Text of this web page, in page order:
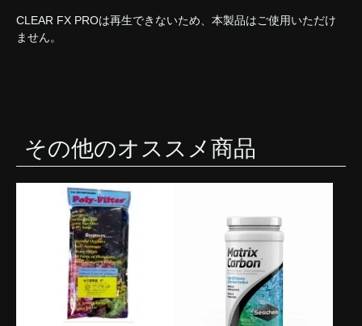
CLEAR FX PROは再生できないため、本製品はご使用いただけ
ません。
その他のオススメ商品